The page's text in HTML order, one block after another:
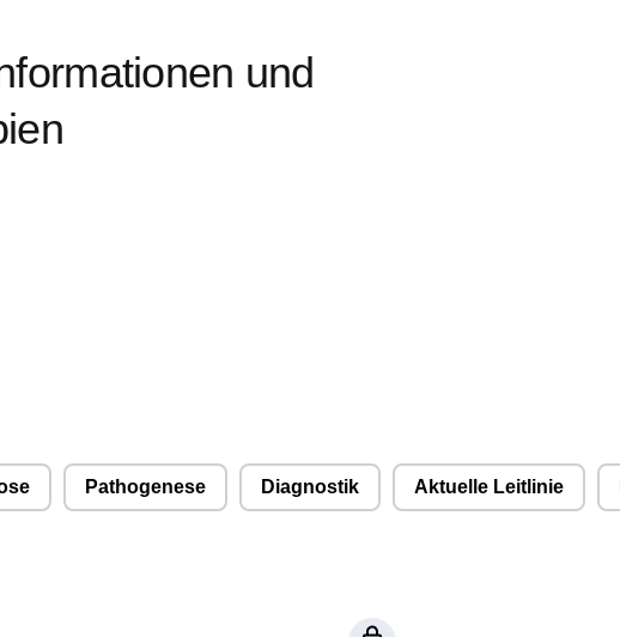
und
Pathogenese Diagnostik Aktuelle Leitlinie